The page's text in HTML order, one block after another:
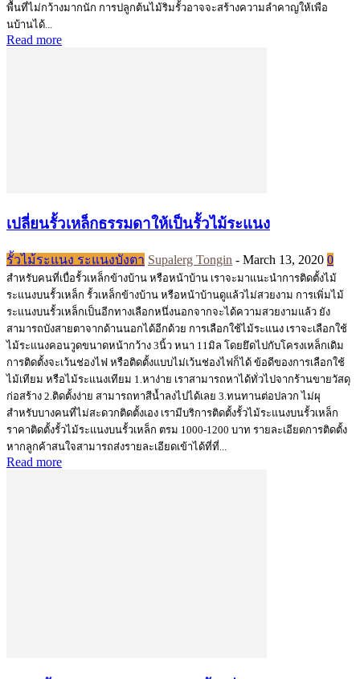
พื้นที่ไม่กว้างมากนัก การปลูกต้นไม้ริมรั้วอาจจะสร้างความลำคาญให้เพือ
นบ้านได้...
Read more
เปลี่ยนรั้วเหล็กธรรมดาให้เป็นรั้วไม้ระแนง
รั้วไม้ระแนง ระแนงบังตา Supalerg Tongin - March 13, 2020 0
สำหรับคนที่เบื่อรั้วเหล็กข้างบ้าน หรือหน้าบ้าน เราจะมาแนะนำการติดตั้งไม้
ระแนงบนรั้วเหล็ก รั้วเหล็กข้างบ้าน หรือหน้าบ้านดูแล้วไม่สวยงาม การเพิ่มไม้
ระแนงบนรั้วเหล็กเป็นอีกทางเลือกหนึ่งนอกจากจะได้ความสวยงามแล้ว ยัง
สามารถบังสายตาจากด้านนอกได้อีกด้วย การเลือกใช้ไม้ระแนง เราจะเลือกใช้
ไม้ระแนงคอนวูดขนาดหน้ากว้าง 3นิ้ว หนา 11มิล โดยยึดไปกับโครงเหล็กเดิม
การติดตั้งจะเว้นช่องไฟ หรือติดตั้งแบบไม่เว้นช่องไฟก็ได้ ข้อดีของการเลือกใช้
ไม้เทียม หรือไม้ระแนงเทียม 1.หาง่าย เราสามารถหาได้ทั่วไปจากร้านขายวัสดุ
ก่อสร้าง 2.ติดตั้งง่าย สามารถทาสีน้ำลงไปได้เลย 3.ทนทานต่อปลวก ไม่ผุ
สำหรับบางคนที่ไม่สะดวกติดตั้งเอง เรามีบริการติดตั้งรั้วไม้ระแนงบนรั้วเหล็ก
ราคาติดตั้งรั้วไม้ระแนงบนรั้วเหล็ก ตรม 1000-1200 บาท รายละเอียดการติดตั้ง
หากลูกค้าสนใจสามารถส่งรายละเอียดเข้าได้ที่ที่...
Read more